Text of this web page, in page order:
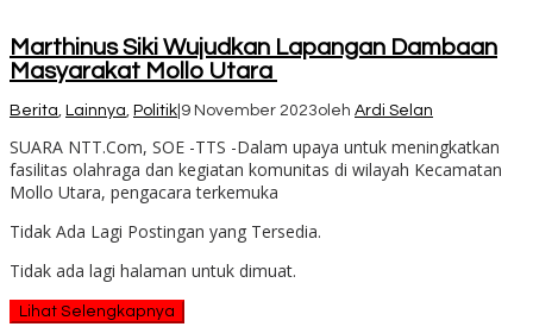
Marthinus Siki Wujudkan Lapangan Dambaan
Masyarakat Mollo Utara
Berita, Lainnya, Politik 9 November 2023oleh Ardi Selan
SUARA NTT.Com, SOE -TTS -Dalam upaya untuk meningkatkan
fasilitas olahraga dan kegiatan komunitas di wilayah Kecamatan
Mollo Utara, pengacara terkemuka
Tidak Ada Lagi Postingan yang Tersedia.
Tidak ada lagi halaman untuk dimuat.
Lihat Selengkapnya